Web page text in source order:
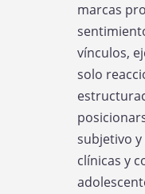
marcas
vínculos,
solo
subjetivo
clínicas y